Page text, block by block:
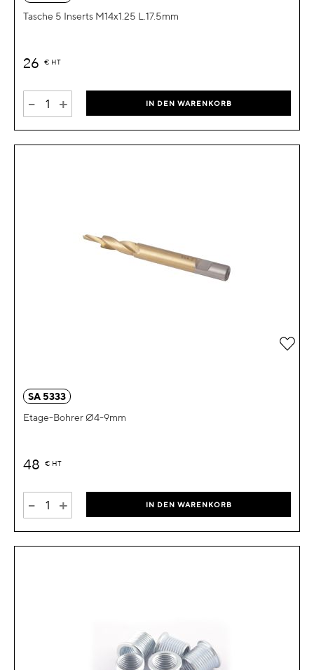
Tasche 5 Inserts M14x1.25 L.17.5mm
26 € HT
- + IN DEN WARENKORB
SA 5333
Etage-Bohrer Ø4-9mm
48 € HT
- + IN DEN WARENKORB
Zur